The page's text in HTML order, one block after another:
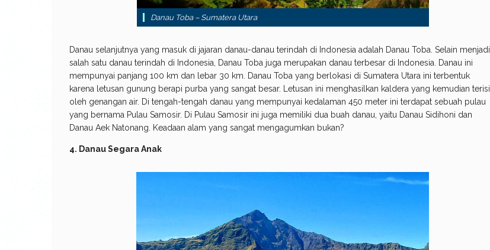
Danau Toba – Sumatera Utara
Danau selanjutnya yang masuk di jajaran danau-danau terindah di Indonesia adalah Danau Toba. Selain menjadi
salah satu danau terindah di Indonesia, Danau Toba juga merupakan danau terbesar di Indonesia. Danau ini
mempunyai panjang 100 km dan lebar 30 km. Danau Toba yang berlokasi di Sumatera Utara ini terbentuk
karena letusan gunung berapi purba yang sangat besar. Letusan ini menghasilkan kaldera yang kemudian terisi
oleh genangan air. Di tengah-tengah danau yang mempunyai kedalaman 450 meter ini terdapat sebuah pulau
yang bernama Pulau Samosir. Di Pulau Samosir ini juga memiliki dua buah danau, yaitu Danau Sidihoni dan
Danau Aek Natonang. Keadaan alam yang sangat mengagumkan bukan?
4. Danau Segara Anak